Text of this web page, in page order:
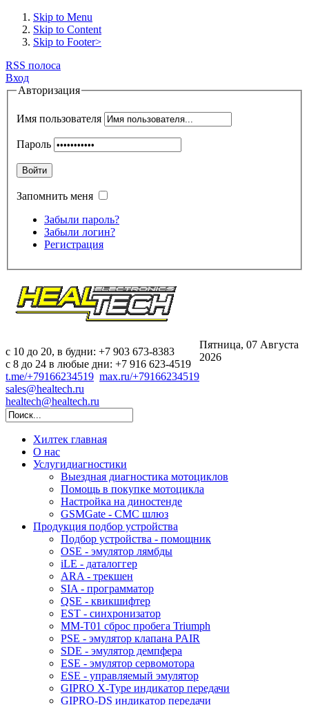
Skip to Menu
Skip to Content
Skip to Footer>
RSS полоса
Вход
Авторизация
Имя пользователя
Пароль
Войти
Запомнить меня
Забыли пароль?
Забыли логин?
Регистрация
c 10 до 20, в будни: +7 903 673-8383
с 8 до 24 в любые дни: +7 916 623-4519
t.me/+79166234519 max.ru/+79166234519
sales@healtech.ru
healtech@healtech.ru
Пятница, 07 Августа
2026
Хилтек главная
О нас
Услугидиагностики
Выездная диагностика мотоциклов
Помощь в покупке мотоцикла
Настройка на диностенде
GSMGate - СМС шлюз
Продукция подбор устройства
Подбор устройства - помощник
OSE - эмулятор лямбды
iLE - даталоггер
ARA - трекшен
SIA - программатор
QSE - квикшифтер
EST - синхронизатор
MM-T01 сброс пробега Triumph
PSE - эмулятор клапана PAIR
SDE - эмулятор демпфера
ESE - эмулятор сервомотора
ESE - управляемый эмулятор
GIPRO X-Type индикатор передачи
GIPRO-DS индикатор передачи